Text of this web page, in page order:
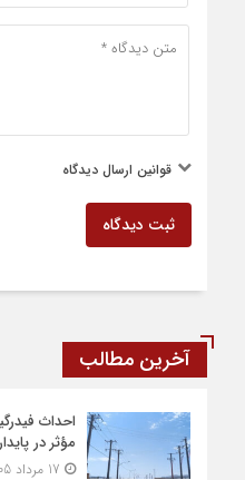
قوانین ارسال دیدگاه
ثبت دیدگاه
آخرین مطالب
احداث
مؤثر در